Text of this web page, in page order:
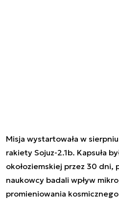
Misja wystartowała w
rakiety Sojuz-2.1b. Kapsuła
okołoziemskiej przez 30 dni,
naukowcy badali wpływ
promieniowania